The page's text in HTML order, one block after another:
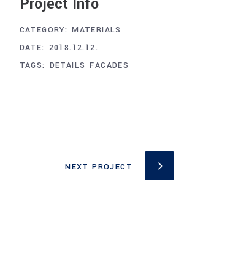
CATEGORY: MATERIALS
DATE: 2018.12.12.
TAGS: DETAILS FACADES
NEXT PROJECT